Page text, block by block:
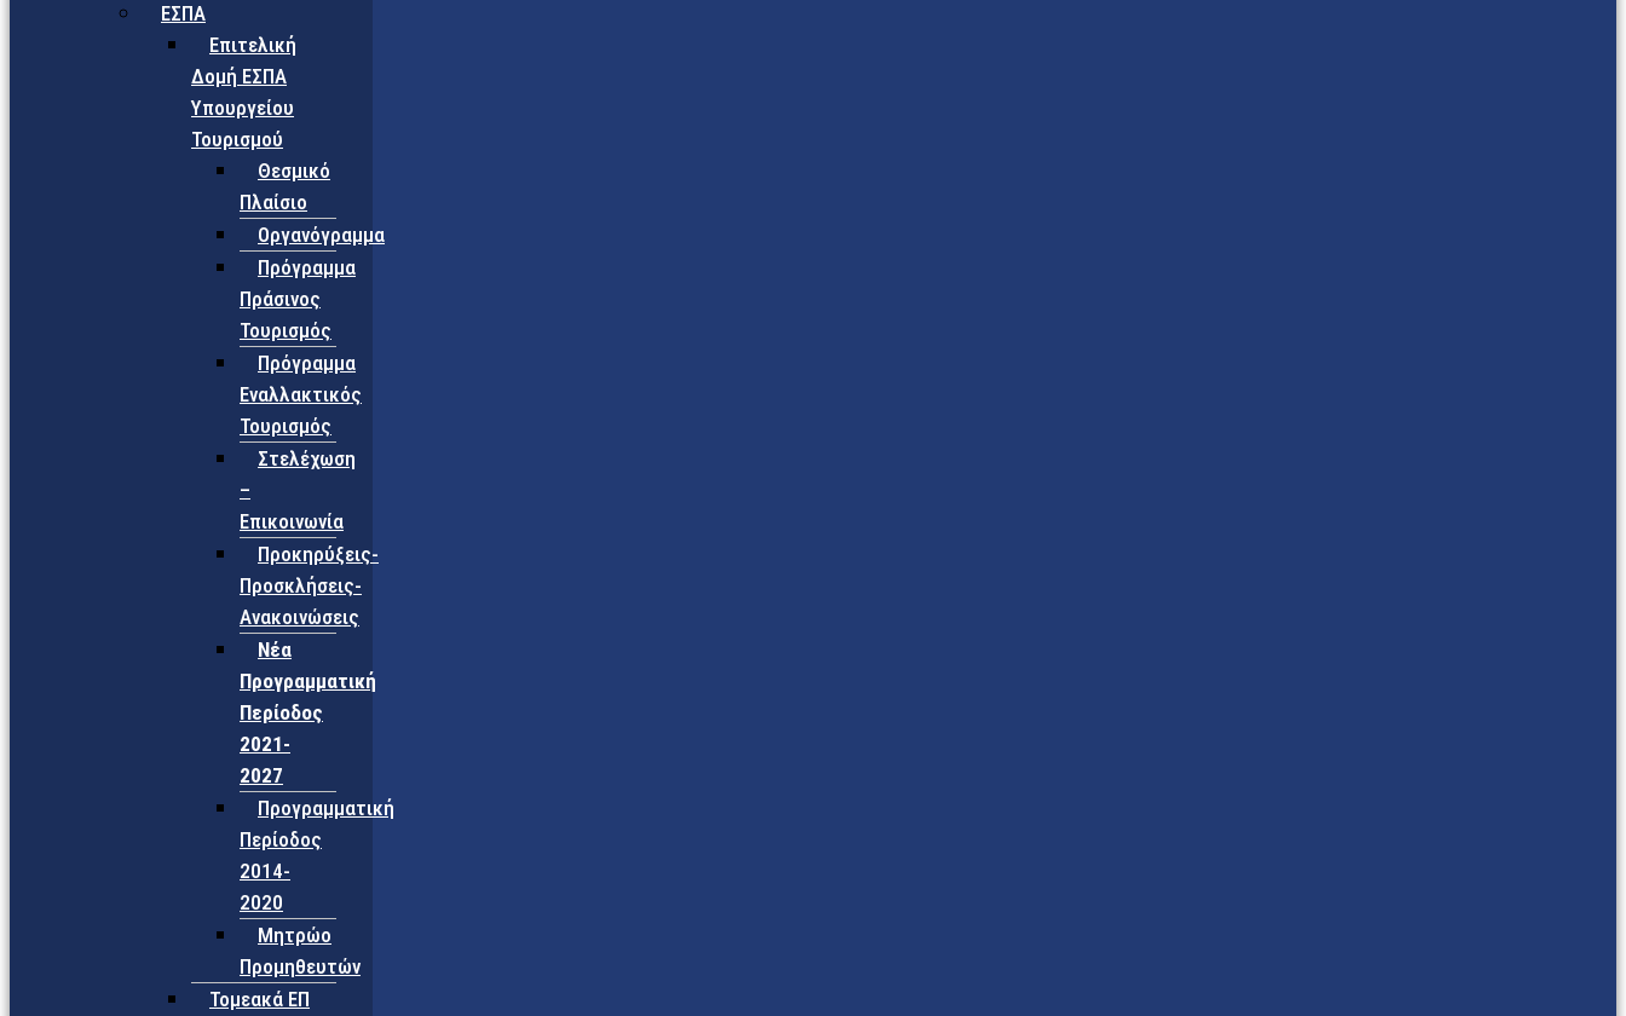
ΕΣΠΑ
Επιτελική
Δομή ΕΣΠΑ
Υπουργείου
Τουρισμού
Θεσμικό
Πλαίσιο
Οργανόγραμμα
Πρόγραμμα
Πράσινος
Τουρισμός
Πρόγραμμα
Εναλλακτικός
Τουρισμός
Στελέχωση
–
Επικοινωνία
Προκηρύξεις-
Προσκλήσεις-
Ανακοινώσεις
Νέα
Προγραμματική
Περίοδος
2021-
2027
Προγραμματική
Περίοδος
2014-
2020
Μητρώο
Προμηθευτών
Τομεακά ΕΠ